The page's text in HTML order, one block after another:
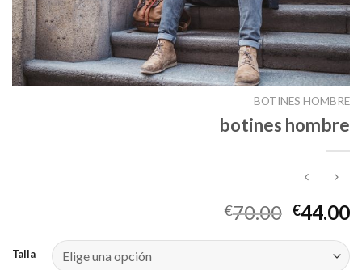
BOTINES HOMBRE
botines hombre
€70.00 €44.00
Talla